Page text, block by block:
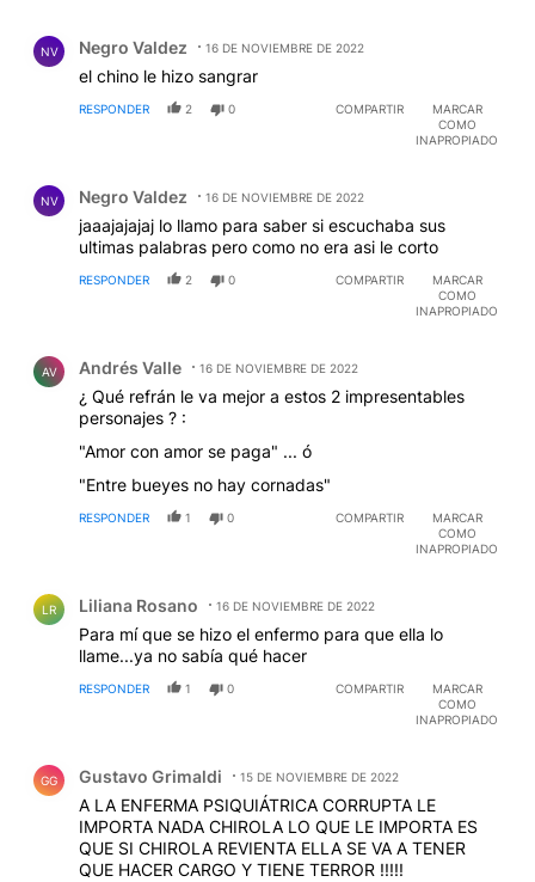
NV Negro Valdez 16 DE NOVIEMBRE DE 2022
el chino le hizo sangrar
RESPONDER 2 0 COMPARTIR
MARCAR
COMO
INAPROPIADO
NV Negro Valdez 16 DE NOVIEMBRE DE 2022
jaaajajajaj lo llamo para saber si escuchaba sus
ultimas palabras pero como no era asi le corto
RESPONDER 2 0 COMPARTIR
MARCAR
COMO
INAPROPIADO
AV Andrés Valle 16 DE NOVIEMBRE DE 2022
¿ Qué refrán le va mejor a estos 2 impresentables
personajes ? :
"Amor con amor se paga" ... ó
"Entre bueyes no hay cornadas"
RESPONDER 1 0 COMPARTIR
MARCAR
COMO
INAPROPIADO
LR Liliana Rosano 16 DE NOVIEMBRE DE 2022
Para mí que se hizo el enfermo para que ella lo
llame...ya no sabía qué hacer
RESPONDER 1 0 COMPARTIR
MARCAR
COMO
INAPROPIADO
GG Gustavo Grimaldi 15 DE NOVIEMBRE DE 2022
A LA ENFERMA PSIQUIÁTRICA CORRUPTA LE
IMPORTA NADA CHIROLA LO QUE LE IMPORTA ES
QUE SI CHIROLA REVIENTA ELLA SE VA A TENER
QUE HACER CARGO Y TIENE TERROR !!!!!